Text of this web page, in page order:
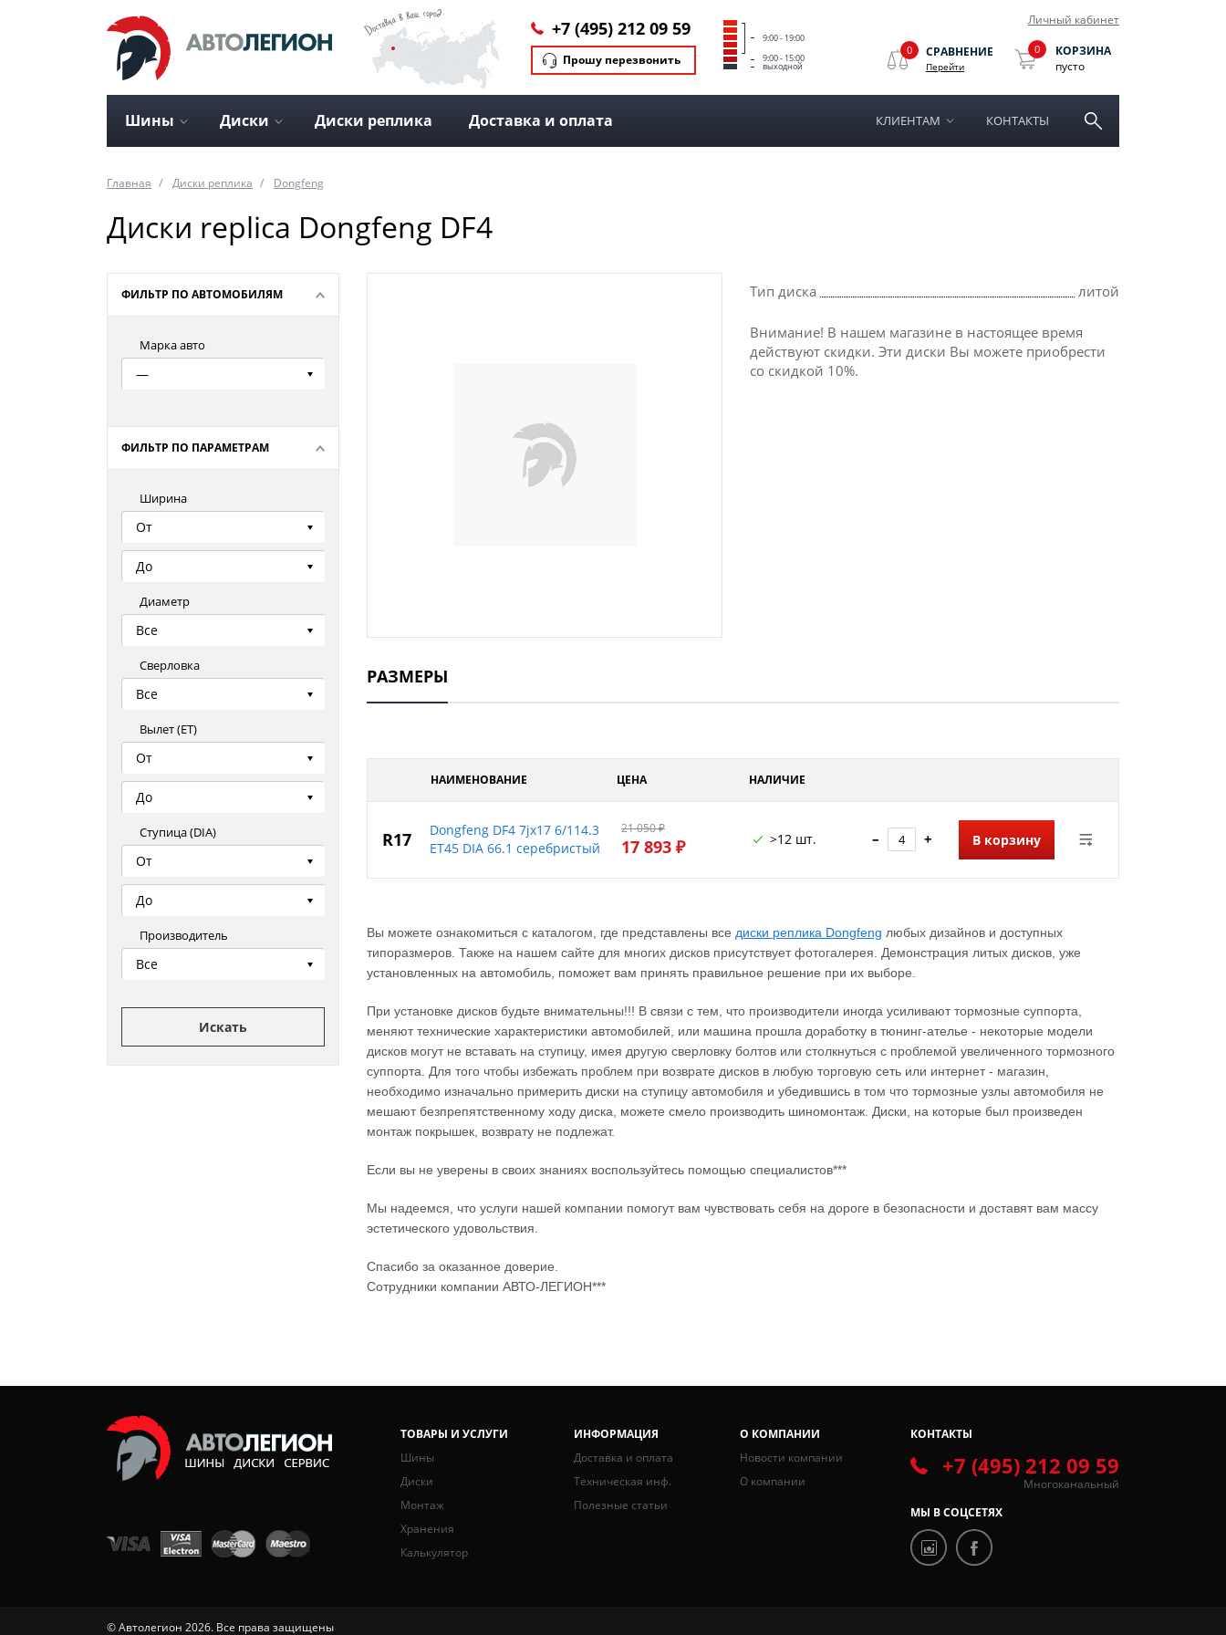
Личный кабинет
+7 (495) 212 09 59
Прошу перезвонить
9:00 - 19:00
9:00 - 15:00
выходной
0 СРАВНЕНИЕ
Перейти
0
КОРЗИНА
пусто
Шины Диски Диски реплика Доставка и оплата КЛИЕНТАМ КОНТАКТЫ
Главная Диски реплика Dongfeng
Диски replica Dongfeng DF4
ФИЛЬТР ПО АВТОМОБИЛЯМ
Марка авто
—
ФИЛЬТР ПО ПАРАМЕТРАМ
Ширина
От
До
Диаметр
Все
Сверловка
Все
Вылет (ЕТ)
От
До
Ступица (DIA)
От
До
Производитель
Все
Искать
Тип диска литой
Внимание! В нашем магазине в настоящее время
действуют скидки. Эти диски Вы можете приобрести
со скидкой 10%.
РАЗМЕРЫ
НАИМЕНОВАНИЕ ЦЕНА НАЛИЧИЕ
R17
Dongfeng DF4 7jx17 6/114.3
ET45 DIA 66.1 серебристый
21 050 ₽
17 893 ₽ >12 шт. – + В корзину
Вы можете ознакомиться с каталогом, где представлены все диски реплика Dongfeng любых дизайнов и доступных
типоразмеров. Также на нашем сайте для многих дисков присутствует фотогалерея. Демонстрация литых дисков, уже
установленных на автомобиль, поможет вам принять правильное решение при их выборе.
При установке дисков будьте внимательны!!! В связи с тем, что производители иногда усиливают тормозные суппорта,
меняют технические характеристики автомобилей, или машина прошла доработку в тюнинг-ателье - некоторые модели
дисков могут не вставать на ступицу, имея другую сверловку болтов или столкнуться с проблемой увеличенного тормозного
суппорта. Для того чтобы избежать проблем при возврате дисков в любую торговую сеть или интернет - магазин,
необходимо изначально примерить диски на ступицу автомобиля и убедившись в том что тормозные узлы автомобиля не
мешают безпрепятственному ходу диска, можете смело производить шиномонтаж. Диски, на которые был произведен
монтаж покрышек, возврату не подлежат.
Если вы не уверены в своих знаниях воспользуйтесь помощью специалистов***
Мы надеемся, что услуги нашей компании помогут вам чувствовать себя на дороге в безопасности и доставят вам массу
эстетического удовольствия.
Спасибо за оказанное доверие.
Сотрудники компании АВТО-ЛЕГИОН***
ТОВАРЫ И УСЛУГИ
Шины
Диски
Монтаж
Хранения
Калькулятор
ИНФОРМАЦИЯ
Доставка и оплата
Техническая инф.
Полезные статьи
О КОМПАНИИ
Новости компании
О компании
КОНТАКТЫ
+7 (495) 212 09 59
Многоканальный
МЫ В СОЦСЕТЯХ
© Автолегион 2026. Все права защищены